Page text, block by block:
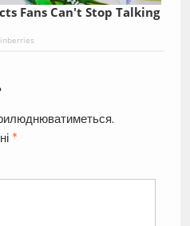
Fans Can't Stop Talking
*